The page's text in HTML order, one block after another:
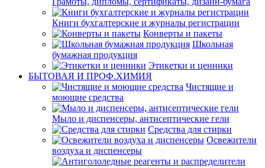
Книги бухгалтерские и журналы регистрации
Конверты и пакеты
Школьная
бумажная продукция
Этикетки и ценники
БЫТОВАЯ И ПРОФ.ХИМИЯ
Чистящие и
моющие средства
Мыло и диспенсеры, антисептические гели
Средства для стирки
Освежители
воздуха и диспенсеры